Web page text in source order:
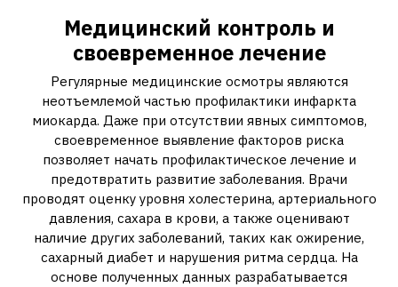
Медицинский контроль и
своевременное лечение
Регулярные медицинские осмотры являются
неотъемлемой частью профилактики инфаркта
миокарда. Даже при отсутствии явных симптомов,
своевременное выявление факторов риска
позволяет начать профилактическое лечение и
предотвратить развитие заболевания. Врачи
проводят оценку уровня холестерина, артериального
давления, сахара в крови, а также оценивают
наличие других заболеваний, таких как ожирение,
сахарный диабет и нарушения ритма сердца. На
основе полученных данных разрабатывается